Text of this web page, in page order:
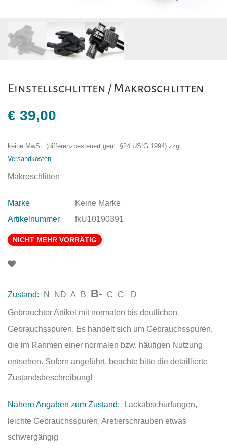
Einstellschlitten / Makroschlitten
€ 39,00
keine MwSt. (differenzbesteuert gem. §24 UStG 1994) zzgl.
Versandkosten
Makroschlitten
Marke
Keine Marke
Artikelnummer
fkU10190391
NICHT MEHR VORRÄTIG
Zustand: N ND A B B- C C- D
Gebrauchter Artikel mit normalen bis deutlichen
Gebrauchsspuren. Es handelt sich um Gebrauchsspuren,
die im Rahmen einer normalen bzw. häufigen Nutzung
entsehen. Sofern angeführt, beachte bitte die detaillierte
Zustandsbeschreibung!
Nähere Angaben zum Zustand:
Lackabschürfungen,
leichte Gebrauchsspuren, Aretierschrauben etwas
schwergängig